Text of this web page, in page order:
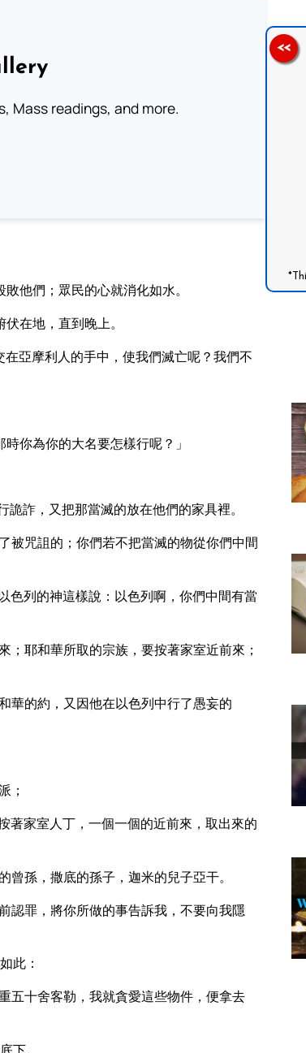
Mass readings, and more.
他們；眾民的心就消化如水。
在地，直到晚上。
亞摩利人的手中，使我們滅亡呢？我們不
你為你的大名要怎樣行呢？」
詐，又把那當滅的放在他們的家具裡。
被咒詛的；你們若不把當滅的物從你們中間
色列的神這樣說：以色列啊，你們中間有當
耶和華所取的宗族，要按著家室近前來；
華的約，又因他在以色列中行了愚妄的
；
著家室人丁，一個一個的近前來，取出來的
孫，撒底的孫子，迦米的兒子亞干。
認罪，將你所做的事告訴我，不要向我隱
此：
五十舍客勒，我就貪愛這些物件，便拿去
<<